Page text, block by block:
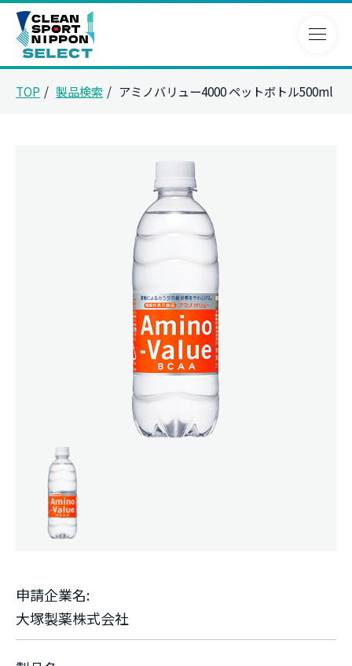
TOP 製品検索 アミノバリュー4000 ペットボトル500ml
申請企業名:
大塚製薬株式会社